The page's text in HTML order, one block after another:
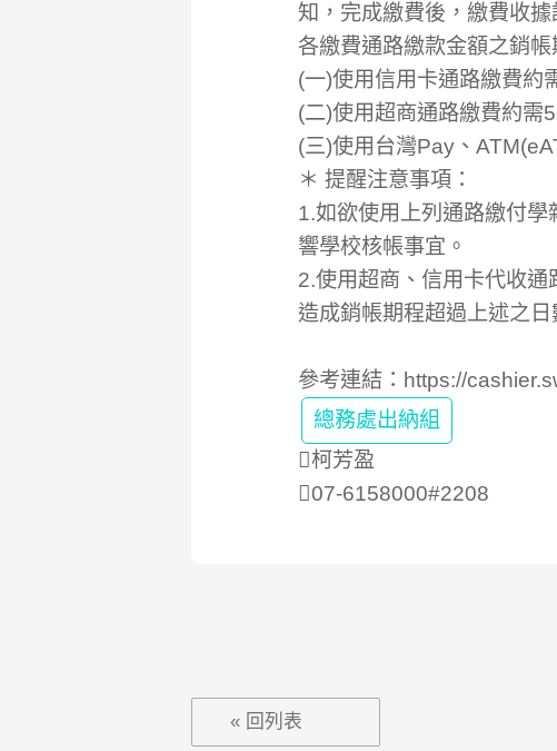
知，完成繳費後，繳費收
各繳費通路繳款金額之銷帳
(一)使用信用卡通路繳費約
(二)使用超商通路繳費約需
(三)使用台灣Pay、
＊ 提醒注意事項：
1.如欲使用上列通路繳付
響學校核帳事宜。
2.使用超商、信用卡代收
造成銷帳期程超過上述之日
參考連結： https://
總務處出納組
柯芳盈
07-6158000#2208
« 回列表